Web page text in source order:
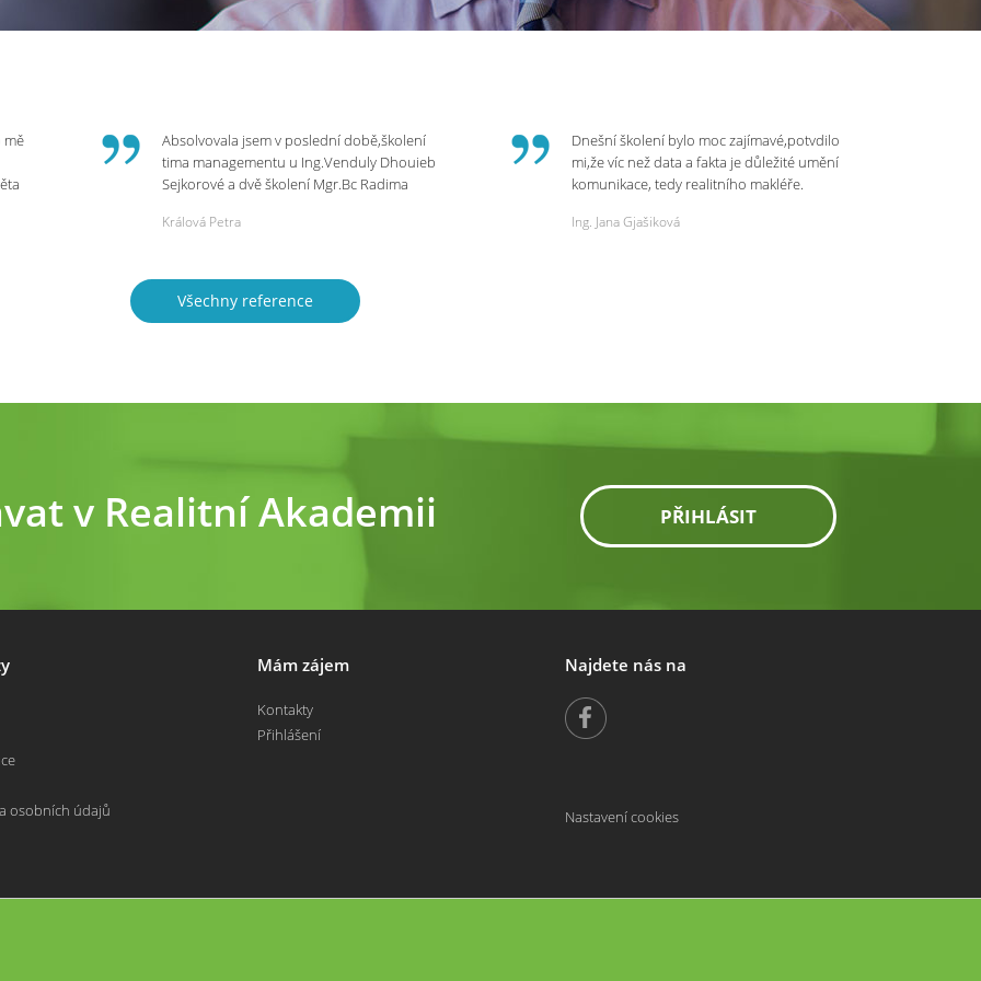
mě
Absolvovala jsem v poslední době,školení
tima managementu u Ing.Venduly Dhouieb
Sejkorové a dvě školení Mgr.Bc Radima
doporučit,neboť mi změnily pohled na
Králová Petra
Dnešní školení bylo moc zajímavé,potvdilo
mi,že víc než data a fakta je důležité umění
komunikace, tedy realitního makléře.
rozhovor či náběr u klienta. Výsledkem je
Ing. Jana Gjašiková
Všechny reference
PŘIHLÁSIT
v Realitní Akademii
osobních údajů
Mám zájem
Kontakty
Přihlášení
Najdete nás na
Nastavení cookies